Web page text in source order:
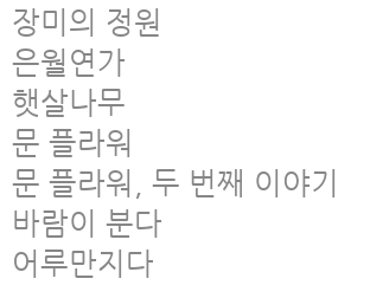
장미의 정원
은월연가
햇살나무
문 플라워
문 플라워, 두 번째 이야기
바람이 분다
어루만지다